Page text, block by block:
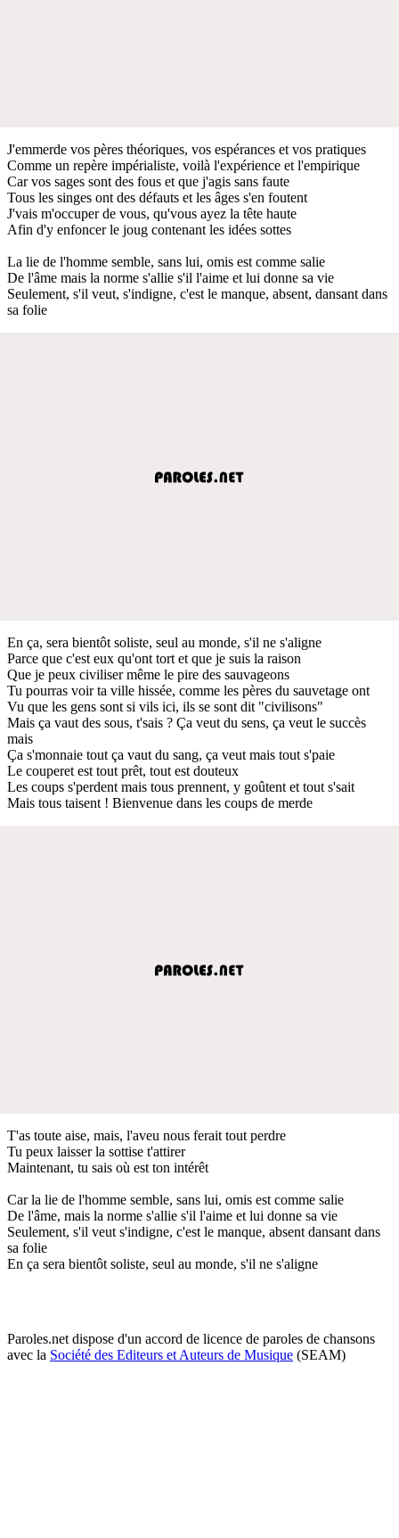
J'emmerde vos pères théoriques, vos espérances et vos pratiques
Comme un repère impérialiste, voilà l'expérience et l'empirique
Car vos sages sont des fous et que j'agis sans faute
Tous les singes ont des défauts et les âges s'en foutent
J'vais m'occuper de vous, qu'vous ayez la tête haute
Afin d'y enfoncer le joug contenant les idées sottes
La lie de l'homme semble, sans lui, omis est comme salie
De l'âme mais la norme s'allie s'il l'aime et lui donne sa vie
Seulement, s'il veut, s'indigne, c'est le manque, absent, dansant dans
sa folie
En ça, sera bientôt soliste, seul au monde, s'il ne s'aligne
Parce que c'est eux qu'ont tort et que je suis la raison
Que je peux civiliser même le pire des sauvageons
Tu pourras voir ta ville hissée, comme les pères du sauvetage ont
Vu que les gens sont si vils ici, ils se sont dit "civilisons"
Mais ça vaut des sous, t'sais ? Ça veut du sens, ça veut le succès
mais
Ça s'monnaie tout ça vaut du sang, ça veut mais tout s'paie
Le couperet est tout prêt, tout est douteux
Les coups s'perdent mais tous prennent, y goûtent et tout s'sait
Mais tous taisent ! Bienvenue dans les coups de merde
T'as toute aise, mais, l'aveu nous ferait tout perdre
Tu peux laisser la sottise t'attirer
Maintenant, tu sais où est ton intérêt
Car la lie de l'homme semble, sans lui, omis est comme salie
De l'âme, mais la norme s'allie s'il l'aime et lui donne sa vie
Seulement, s'il veut s'indigne, c'est le manque, absent dansant dans
sa folie
En ça sera bientôt soliste, seul au monde, s'il ne s'aligne
Paroles.net dispose d'un accord de licence de paroles de chansons
avec la Société des Editeurs et Auteurs de Musique (SEAM)